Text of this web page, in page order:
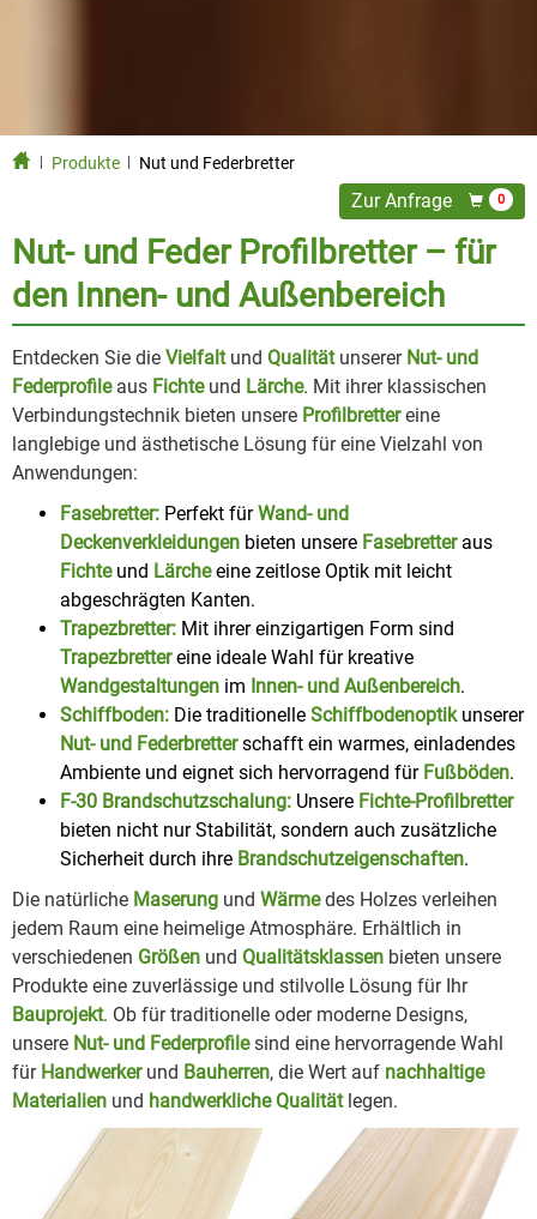
Produkte Nut und Federbretter
Zur Anfrage 0
Nut- und Feder Profilbretter – für
den Innen- und Außenbereich
Entdecken Sie die Vielfaltund Qualitätunserer Nut- und
Federprofileaus Fichteund Lärche. Mit ihrer klassischen
Verbindungstechnik bieten unsere Profilbrettereine
langlebige und ästhetische Lösung für eine Vielzahl von
Anwendungen:
Fasebretter: Perfekt fürWand- und
Deckenverkleidungen bieten unsere Fasebretteraus
Fichteund Lärcheeine zeitlose Optik mit leicht
abgeschrägten Kanten.
Trapezbretter: Mit ihrer einzigartigen Form sind
Trapezbrettereine ideale Wahl für kreative
Wandgestaltungen im Innen- und Außenbereich.
Schiffboden: Die traditionelle Schiffbodenoptikunserer
Nut- und Federbretterschafft ein warmes, einladendes
Ambiente und eignet sich hervorragend für Fußböden.
F-30 Brandschutzschalung: Unsere Fichte-Profilbretter
bieten nicht nur Stabilität, sondern auch zusätzliche
Sicherheit durch ihre Brandschutzeigenschaften.
Die natürliche Maserung und Wärmedes Holzes verleihen
jedem Raum eine heimelige Atmosphäre. Erhältlich in
verschiedenen Größen und Qualitätsklassen bieten unsere
Produkte eine zuverlässige und stilvolle Lösung für Ihr
Bauprojekt. Ob für traditionelle oder moderne Designs,
unsere Nut- und Federprofilesind eine hervorragende Wahl
für Handwerkerund Bauherren, die Wert auf nachhaltige
Materialien und handwerkliche Qualitätlegen.